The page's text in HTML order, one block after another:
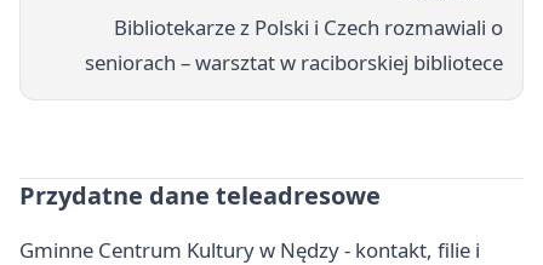
Bibliotekarze z Polski i Czech rozmawiali o
seniorach – warsztat w raciborskiej bibliotece
Przydatne dane teleadresowe
Gminne Centrum Kultury w Nędzy - kontakt, filie i